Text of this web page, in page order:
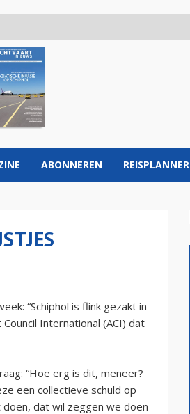
ABONNEREN REISPLANNER
“Schiphol is flink gezakt in
International (ACI) dat
“Hoe erg is dit, meneer?
een collectieve schuld op
dat wil zeggen we doen